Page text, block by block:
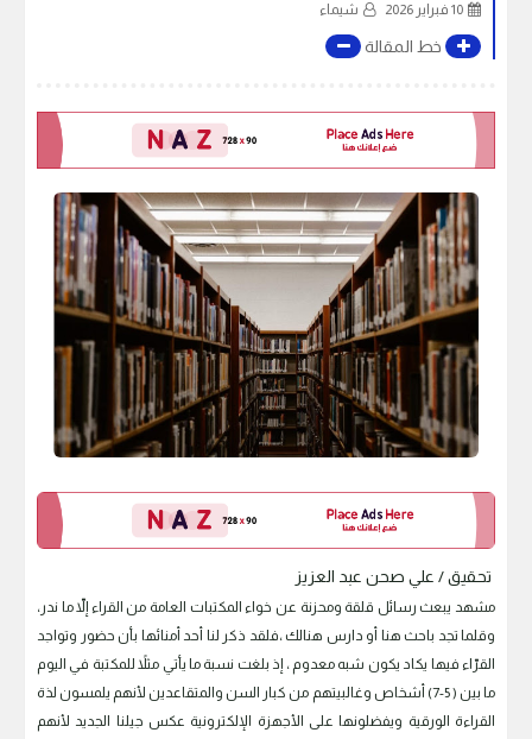
10 فبراير 2026 شيماء
خط المقالة
تحقيق / علي صحن عبد العزيز
مشهد يبعث رسائل قلقة ومحزنة عن خواء المكتبات العامة من القراء إلاّ ما ندر،
وقلما تجد باحث هنا أو دارس هنالك ،فلقد ذكر لنا أحد أمنائها بأن حضور وتواجد
القرّاء فيها يكاد يكون شبه معدوم ، إذ بلغت نسبة ما يأتي مثلاً للمكتبة في اليوم
ما بين ( 5-7) أشخاص وغالبيتهم من كبار السن والمتقاعدين لأنهم يلمسون لذة
القراءة الورقية ويفضلونها على الأجهزة الإلكترونية عكس جيلنا الجديد لأنهم